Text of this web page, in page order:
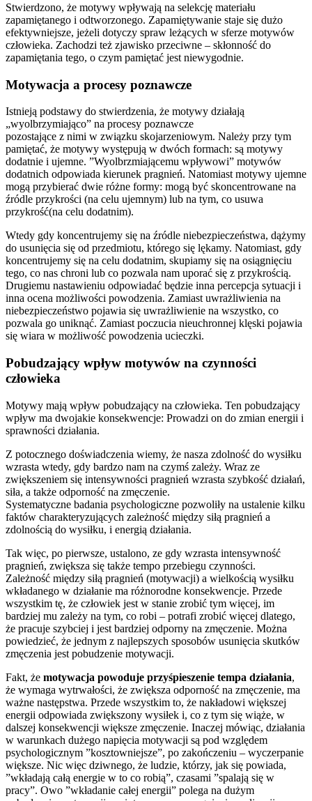
Stwierdzono, że motywy wpływają na selekcję materiału
zapamiętanego i odtworzonego. Zapamiętywanie staje się dużo
efektywniejsze, jeżeli dotyczy spraw leżących w sferze motywów
człowieka. Zachodzi też zjawisko przeciwne – skłonność do
zapamiętania tego, o czym pamiętać jest niewygodnie.
Motywacja a procesy poznawcze
Istnieją podstawy do stwierdzenia, że motywy działają
„wyolbrzymiająco” na procesy poznawcze
pozostające z nimi w związku skojarzeniowym. Należy przy tym
pamiętać, że motywy występują w dwóch formach: są motywy
dodatnie i ujemne. ”Wyolbrzmiającemu wpływowi” motywów
dodatnich odpowiada kierunek pragnień. Natomiast motywy ujemne
mogą przybierać dwie różne formy: mogą być skoncentrowane na
źródle przykrości (na celu ujemnym) lub na tym, co usuwa
przykrość(na celu dodatnim).
Wtedy gdy koncentrujemy się na źródle niebezpieczeństwa, dążymy
do usunięcia się od przedmiotu, którego się lękamy. Natomiast, gdy
koncentrujemy się na celu dodatnim, skupiamy się na osiągnięciu
tego, co nas chroni lub co pozwala nam uporać się z przykrością.
Drugiemu nastawieniu odpowiadać będzie inna percepcja sytuacji i
inna ocena możliwości powodzenia. Zamiast uwrażliwienia na
niebezpieczeństwo pojawia się uwrażliwienie na wszystko, co
pozwala go uniknąć. Zamiast poczucia nieuchronnej klęski pojawia
się wiara w możliwość powodzenia ucieczki.
Pobudzający wpływ motywów na czynności
człowieka
Motywy mają wpływ pobudzający na człowieka. Ten pobudzający
wpływ ma dwojakie konsekwencje: Prowadzi on do zmian energii i
sprawności działania.
Z potocznego doświadczenia wiemy, że nasza zdolność do wysiłku
wzrasta wtedy, gdy bardzo nam na czymś zależy. Wraz ze
zwiększeniem się intensywności pragnień wzrasta szybkość działań,
siła, a także odporność na zmęczenie.
Systematyczne badania psychologiczne pozwoliły na ustalenie kilku
faktów charakteryzujących zależność między siłą pragnień a
zdolnością do wysiłku, i energią działania.
Tak więc, po pierwsze, ustalono, ze gdy wzrasta intensywność
pragnień, zwiększa się także tempo przebiegu czynności.
Zależność między siłą pragnień (motywacji) a wielkością wysiłku
wkładanego w działanie ma różnorodne konsekwencje. Przede
wszystkim tę, że człowiek jest w stanie zrobić tym więcej, im
bardziej mu zależy na tym, co robi – potrafi zrobić więcej dlatego,
że pracuje szybciej i jest bardziej odporny na zmęczenie. Można
powiedzieć, że jednym z najlepszych sposobów usunięcia skutków
zmęczenia jest pobudzenie motywacji.
Fakt, że motywacja powoduje przyśpieszenie tempa działania,
że wymaga wytrwałości, że zwiększa odporność na zmęczenie, ma
ważne następstwa. Przede wszystkim to, że nakładowi większej
energii odpowiada zwiększony wysiłek i, co z tym się wiąże, w
dalszej konsekwencji większe zmęczenie. Inaczej mówiąc, działania
w warunkach dużego napięcia motywacji są pod względem
psychologicznym ”kosztowniejsze”, po zakończeniu – wyczerpanie
większe. Nic więc dziwnego, że ludzie, którzy, jak się powiada,
”wkładają całą energie w to co robią”, czasami ”spalają się w
pracy”. Owo ”wkładanie całej energii” polega na dużym